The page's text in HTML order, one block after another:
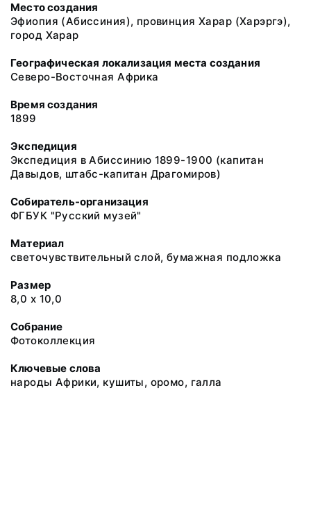
Место создания
Эфиопия (Абиссиния), провинция Харар (Харэргэ),
город Харар
Географическая локализация места создания
Северо-Восточная Африка
Время создания
1899
Экспедиция
Экспедиция в Абиссинию 1899-1900 (капитан
Давыдов, штабс-капитан Драгомиров)
Собиратель-организация
ФГБУК "Русский музей"
Материал
светочувствительный слой, бумажная подложка
Размер
8,0 х 10,0
Собрание
Фотоколлекция
Ключевые слова
народы Африки, кушиты, оромо, галла